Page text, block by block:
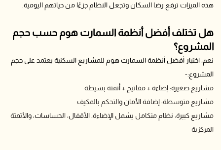
هذه الميزات ترفع رضا السكان وتجعل النظام جزءًا من حياتهم اليومية.
هل تختلف أفضل أنظمة السمارت هوم حسب حجم
المشروع؟
نعم، اختيار أفضل أنظمة السمارت هوم للمشاريع السكنية يعتمد على حجم
المشروع:-
مشاريع صغيرة: إضاءة + مفاتيح + أتمتة بسيطة
مشاريع متوسطة: إضافة الأمان والتحكم بالمكيف
مشاريع كبيرة: نظام متكامل يشمل الإضاءة، الأقفال، الحساسات، والأتمتة
المركزية